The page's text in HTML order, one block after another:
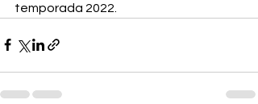
temporada 2022.